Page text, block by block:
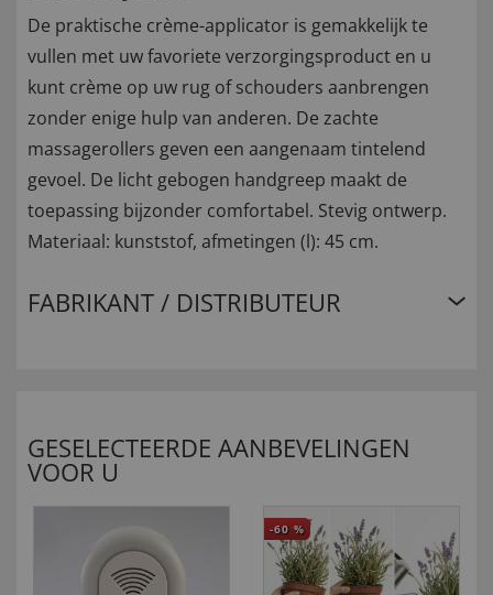
De praktische crème-applicator is gemakkelijk te
vullen met uw favoriete verzorgingsproduct en u
kunt crème op uw rug of schouders aanbrengen
zonder enige hulp van anderen. De zachte
massagerollers geven een aangenaam tintelend
gevoel. De licht gebogen handgreep maakt de
toepassing bijzonder comfortabel. Stevig ontwerp.
Materiaal: kunststof, afmetingen (l): 45 cm.
FABRIKANT / DISTRIBUTEUR
GESELECTEERDE AANBEVELINGEN
VOOR U
-60 %